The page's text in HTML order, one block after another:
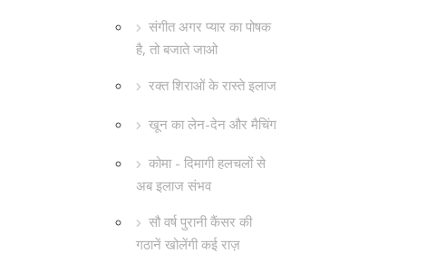
संगीत अगर प्यार का पोषक
है, तो बजाते जाओ
रक्त शिराओं के रास्ते इलाज
खून का लेन-देन और मैचिंग
कोमा - दिमागी हलचलों से
अब इलाज संभव
सौ वर्ष पुरानी कैंसर की
गठानें खोलेंगी कई राज़